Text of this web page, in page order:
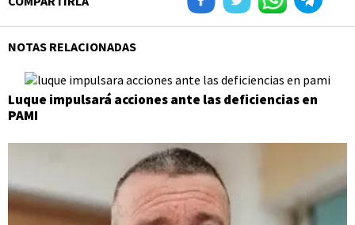
NOTAS RELACIONADAS
Luque impulsará acciones ante las deficiencias en
PAMI